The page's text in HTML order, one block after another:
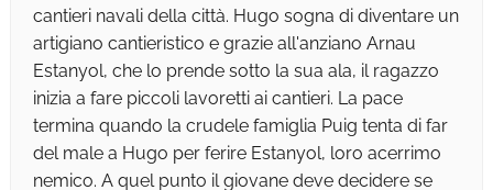
cantieri navali della città. Hugo sogna di diventare un
artigiano cantieristico e grazie all'anziano Arnau
Estanyol, che lo prende sotto la sua ala, il ragazzo
inizia a fare piccoli lavoretti ai cantieri. La pace
termina quando la crudele famiglia Puig tenta di far
del male a Hugo per ferire Estanyol, loro acerrimo
nemico. A quel punto il giovane deve decidere se